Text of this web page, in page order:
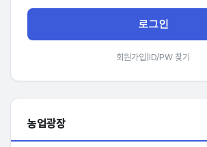
로그인
회원가입 ID/PW 찾기
농업광장